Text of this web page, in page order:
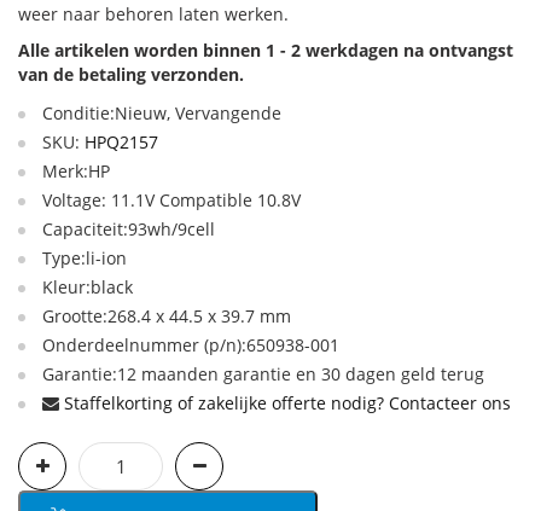
weer naar behoren laten werken.
Alle artikelen worden binnen 1 - 2 werkdagen na ontvangst
van de betaling verzonden.
Conditie:Nieuw, Vervangende
SKU: HPQ2157
Merk:HP
Voltage: 11.1V Compatible 10.8V
Capaciteit:93wh/9cell
Type:li-ion
Kleur:black
Grootte:268.4 x 44.5 x 39.7 mm
Onderdeelnummer (p/n):650938-001
Garantie:12 maanden garantie en 30 dagen geld terug
Staffelkorting of zakelijke offerte nodig? Contacteer ons